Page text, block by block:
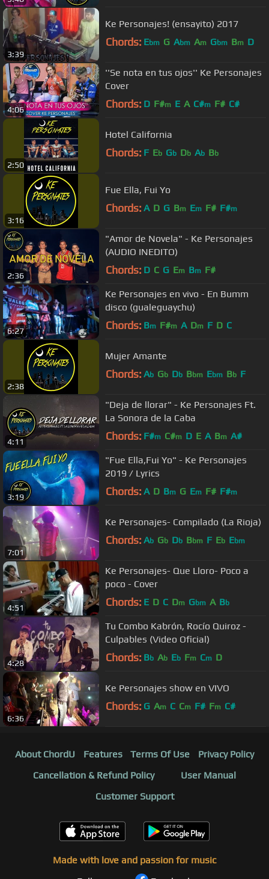
3:39
Ke Personajes! (ensayito) 2017
Chords: Ebm G Abm Am Gbm Bm D
4:06
''Se nota en tus ojos'' Ke Personajes
Cover
Chords: D F#m E A C#m F# C#
2:50
Hotel California
Chords: F Eb Gb Db Ab Bb
3:16
Fue Ella, Fui Yo
Chords: A D G Bm Em F# F#m
2:36
"Amor de Novela" - Ke Personajes
(AUDIO INEDITO)
Chords: D C G Em Bm F#
6:27
Ke Personajes en vivo - En Bumm
disco (gualeguaychu)
Chords: Bm F#m A Dm F D C
2:38
Mujer Amante
Chords: Ab Gb Db Bbm Ebm Bb F
4:11
"Deja de llorar" - Ke Personajes Ft.
La Sonora de la Caba
Chords: F#m C#m D E A Bm A#
3:19
"Fue Ella,Fui Yo" - Ke Personajes
2019 / Lyrics
Chords: A D Bm G Em F# F#m
7:01
Ke Personajes- Compilado (La Rioja)
Chords: Ab Gb Db Bbm F Eb Ebm
4:51
Ke Personajes- Que Lloro- Poco a
poco - Cover
Chords: E D C Dm Gbm A Bb
4:28
Tu Combo Kabrón, Rocío Quiroz -
Culpables (Video Oficial)
Chords: Bb Ab Eb Fm Cm D
6:36
Ke Personajes show en VIVO
Chords: G Am C Cm F# Fm C#
About ChordU Features Terms Of Use
Privacy Policy
Cancellation & Refund Policy
User Manual
Customer Support
Made with love and passion for music